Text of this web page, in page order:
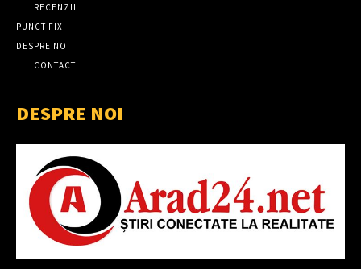
RECENZII
PUNCT FIX
DESPRE NOI
CONTACT
DESPRE NOI